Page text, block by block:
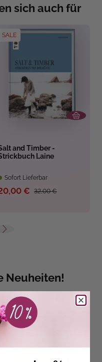
sich auch für
SALE
and Timber -
Laine
Sofort Lieferbar
32,00 €
€
Neuheiten!